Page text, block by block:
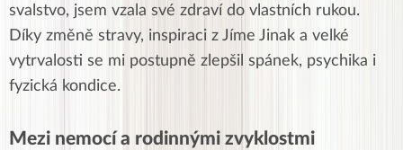
svalstvo, jsem vzala své zdraví do vlastních rukou.
Díky změně stravy, inspiraci z Jíme Jinak a velké
vytrvalosti se mi postupně zlepšil spánek, psychika i
fyzická kondice.
Mezi nemocí a rodinnými zvyklostmi